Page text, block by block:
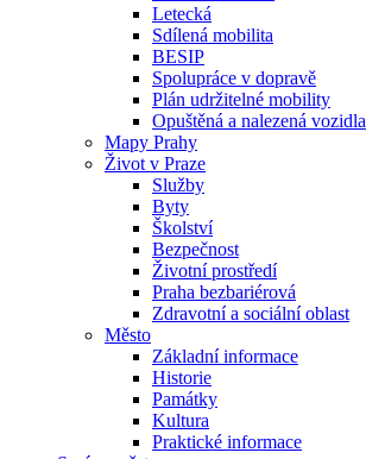
Letecká
Sdílená mobilita
BESIP
Spolupráce v dopravě
Plán udržitelné mobility
Opuštěná a nalezená vozidla
Mapy Prahy
Život v Praze
Služby
Byty
Školství
Bezpečnost
Životní prostředí
Praha bezbariérová
Zdravotní a sociální oblast
Město
Základní informace
Historie
Památky
Kultura
Praktické informace